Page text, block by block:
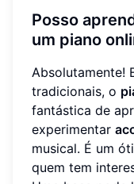
Posso
um piano
Absolutamente!
tradicionais, o
fantástica de
experimentar
musical. É um
quem tem